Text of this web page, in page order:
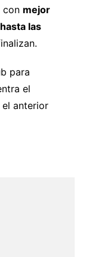
con mejor
las
para
el
anterior